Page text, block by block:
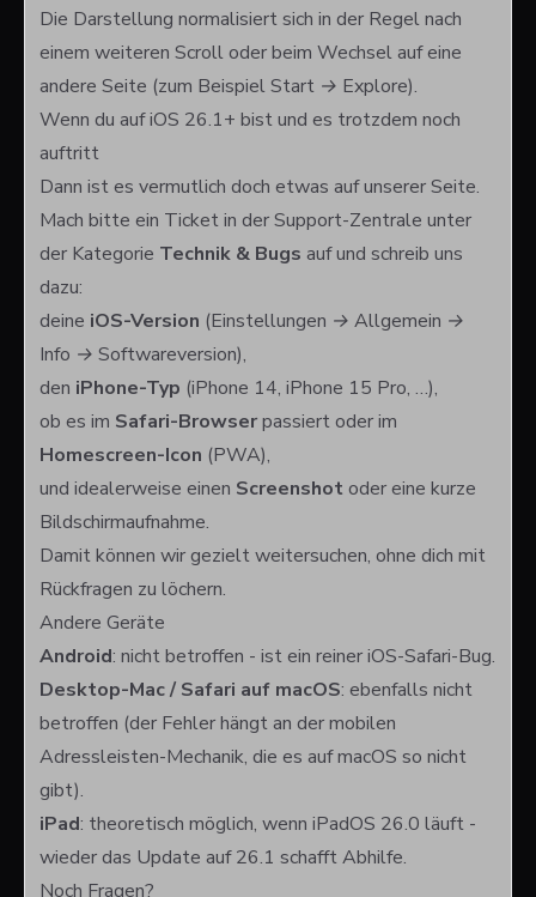
Die Darstellung normalisiert sich in der Regel nach
einem weiteren Scroll oder beim Wechsel auf eine
andere Seite (zum BeispielStart → Explore).
Wenn du auf iOS 26.1+ bist und es trotzdem noch
auftritt
Dann ist es vermutlich doch etwas auf unserer Seite.
Mach bitte ein Ticket in derSupport-Zentrale unter
der Kategorie Technik & Bugs auf und schreib uns
dazu:
deine iOS-Version (Einstellungen → Allgemein →
Info → Softwareversion),
den iPhone-Typ (iPhone 14, iPhone 15 Pro, …),
ob es im Safari-Browserpassiert oder im
Homescreen-Icon (PWA),
und idealerweise einen Screenshot oder eine kurze
Bildschirmaufnahme.
Damit können wir gezielt weitersuchen, ohne dich mit
Rückfragen zu löchern.
Andere Geräte
Android: nicht betroffen - ist ein reiner iOS-Safari-Bug.
Desktop-Mac / Safari auf macOS: ebenfalls nicht
betroffen (der Fehler hängt an der mobilen
Adressleisten-Mechanik, die es auf macOS so nicht
gibt).
iPad: theoretisch möglich, wenn iPadOS 26.0 läuft -
wieder das Update auf 26.1 schafft Abhilfe.
Noch Fragen?